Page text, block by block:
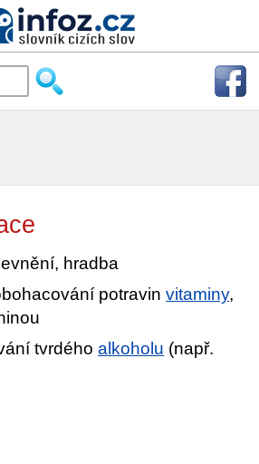
hradba
potravinvitaminy,
tvrdéhoalkoholu (např.